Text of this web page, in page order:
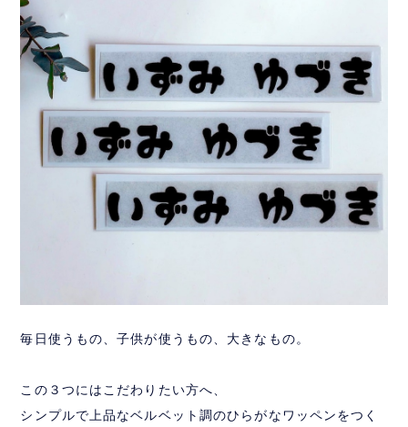
毎日使うもの、子供が使うもの、大きなもの。
この３つにはこだわりたい方へ、
シンプルで上品なベルベット調のひらがなワッペンをつく